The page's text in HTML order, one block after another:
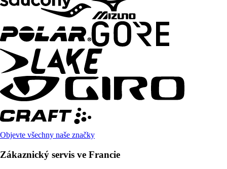
Objevte všechny naše značky
Zákaznický servis ve Francie